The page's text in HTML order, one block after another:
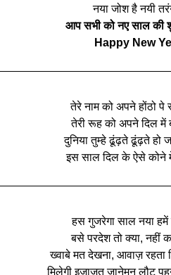
नया जोश है नयी
आप सभी को नए साल की
Happy New
तेरे नाम को अपने होंठो
तेरी रूह को अपने दिल में
दुनिया तुम्हे ढूंढ़ते ढूंढ़ते हो
इस साल दिल के ऐसे कोने
हस गुजरेगा साल नया हमें
बसे परदेश तो क्या, नहीं
ख्वाबे मत देखना, आवाज़ रहता
मिलेगी इजाजत जानेमन लौट